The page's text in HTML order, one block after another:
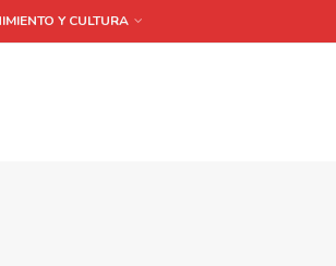
Y CULTURA